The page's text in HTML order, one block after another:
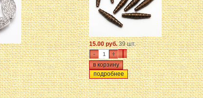
15.00 руб.39 шт.
- +
подробнее